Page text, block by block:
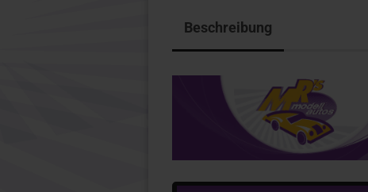
Beschreibung